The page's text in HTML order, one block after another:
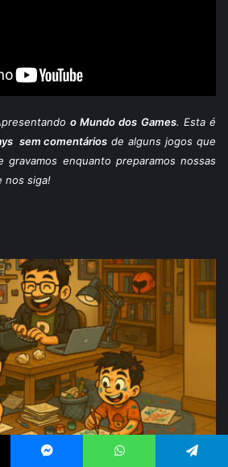
o Mundo dos Games. Esta é
sem comentários de alguns jogos que
gravamos enquanto preparamos nossas
nos siga!